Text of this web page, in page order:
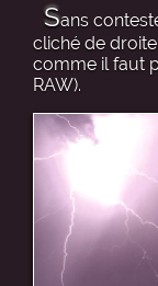
Sans
cliché de
comme il faut
RAW).